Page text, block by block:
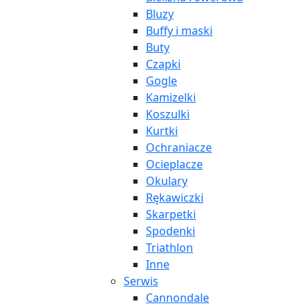
Bluzy
Buffy i maski
Buty
Czapki
Gogle
Kamizelki
Koszulki
Kurtki
Ochraniacze
Ocieplacze
Okulary
Rękawiczki
Skarpetki
Spodenki
Triathlon
Inne
Serwis
Cannondale